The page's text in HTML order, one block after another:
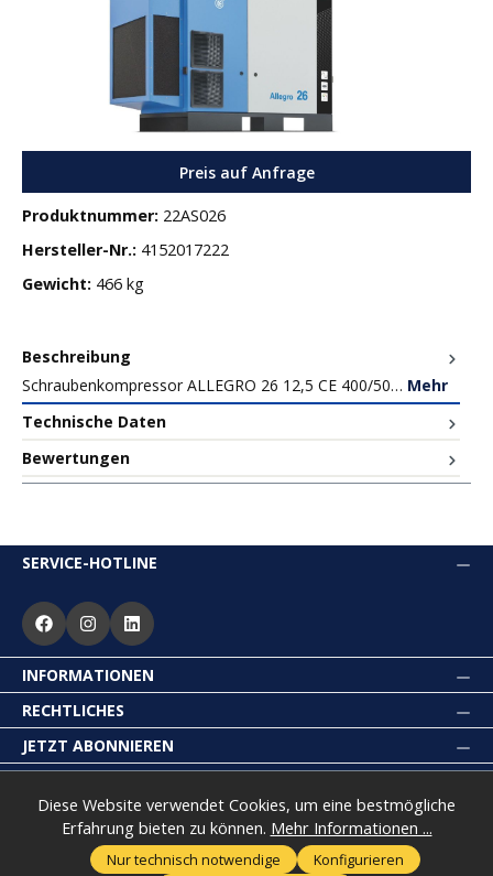
Preis auf Anfrage
Produktnummer: 22AS026
Hersteller-Nr.: 4152017222
Gewicht: 466 kg
Beschreibung
Schraubenkompressor ALLEGRO 26 12,5 CE 400/50… Mehr
Technische Daten
Bewertungen
SERVICE-HOTLINE
INFORMATIONEN
RECHTLICHES
JETZT ABONNIEREN
* Alle Preise inkl. gesetzl. Mehrwertsteuer zzgl.Versandkosten
und ggf. Nachnahmegebühren, wenn nicht anders angegeben.
Diese Website verwendet Cookies, um eine bestmögliche
Erfahrung bieten zu können. Mehr Informationen ...
Nur technisch notwendige Konfigurieren